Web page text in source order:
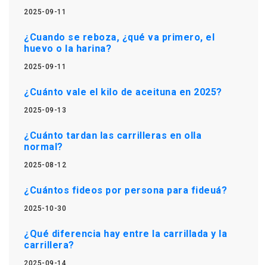
2025-09-11
¿Cuando se reboza, ¿qué va primero, el
huevo o la harina?
2025-09-11
¿Cuánto vale el kilo de aceituna en 2025?
2025-09-13
¿Cuánto tardan las carrilleras en olla
normal?
2025-08-12
¿Cuántos fideos por persona para fideuá?
2025-10-30
¿Qué diferencia hay entre la carrillada y la
carrillera?
2025-09-14